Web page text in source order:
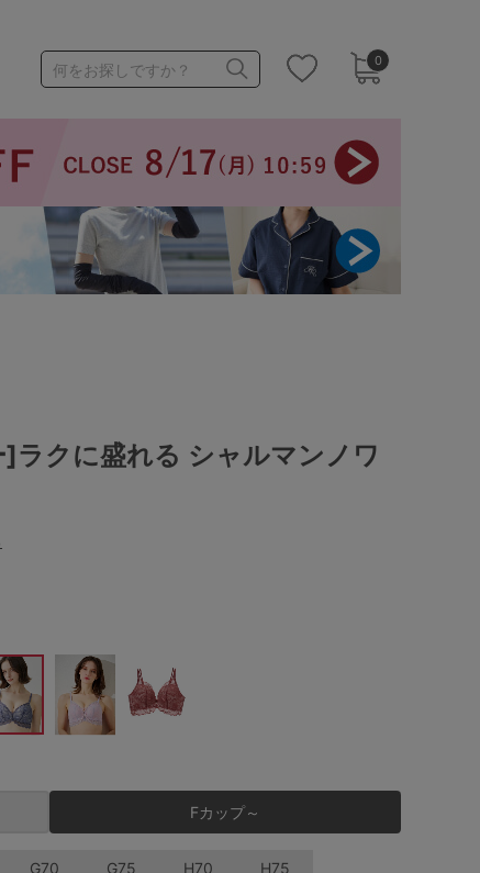
0
何をお探しですか？
1,000～1,999円
3,000～3,999円
ラクに盛れる シャルマンノワ
Fカップ～
G70 G75 H70 H75